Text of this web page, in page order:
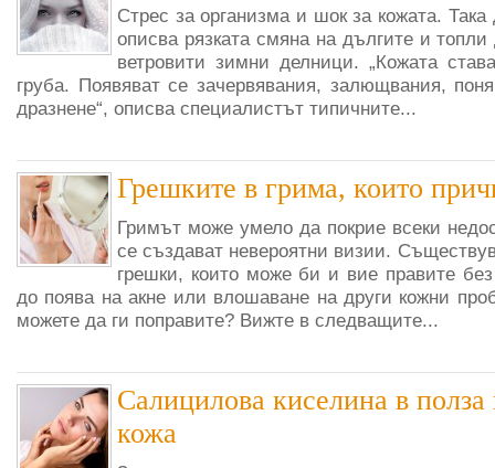
Стрес за организма и шок за кожата.
описва рязката смяна на дългите и
ветровити зимни делници. „Кожата
груба. Появяват се зачервявания, залющвания,
дразнене“, описва специалистът типичните...
Грешките в грима, които
Гримът може умело да покрие всеки
се създават невероятни визии.
грешки, които може би и вие правите
до поява на акне или влошаване на други кожни
можете да ги поправите? Вижте в следващите...
Салицилова киселина в полза
кожа